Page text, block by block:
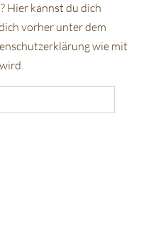
Hier kannst du dich
vorher unter dem
wie mit